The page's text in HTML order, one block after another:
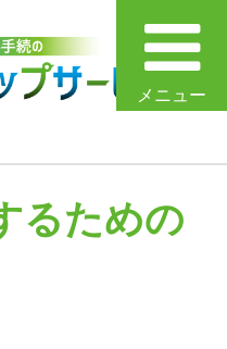
メニュー
るための